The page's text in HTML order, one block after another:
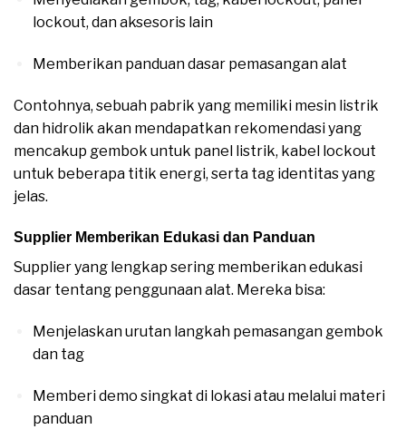
lockout, dan aksesoris lain
Memberikan panduan dasar pemasangan alat
Contohnya, sebuah pabrik yang memiliki mesin listrik
dan hidrolik akan mendapatkan rekomendasi yang
mencakup gembok untuk panel listrik, kabel lockout
untuk beberapa titik energi, serta tag identitas yang
jelas.
Supplier Memberikan Edukasi dan Panduan
Supplier yang lengkap sering memberikan edukasi
dasar tentang penggunaan alat. Mereka bisa:
Menjelaskan urutan langkah pemasangan gembok
dan tag
Memberi demo singkat di lokasi atau melalui materi
panduan